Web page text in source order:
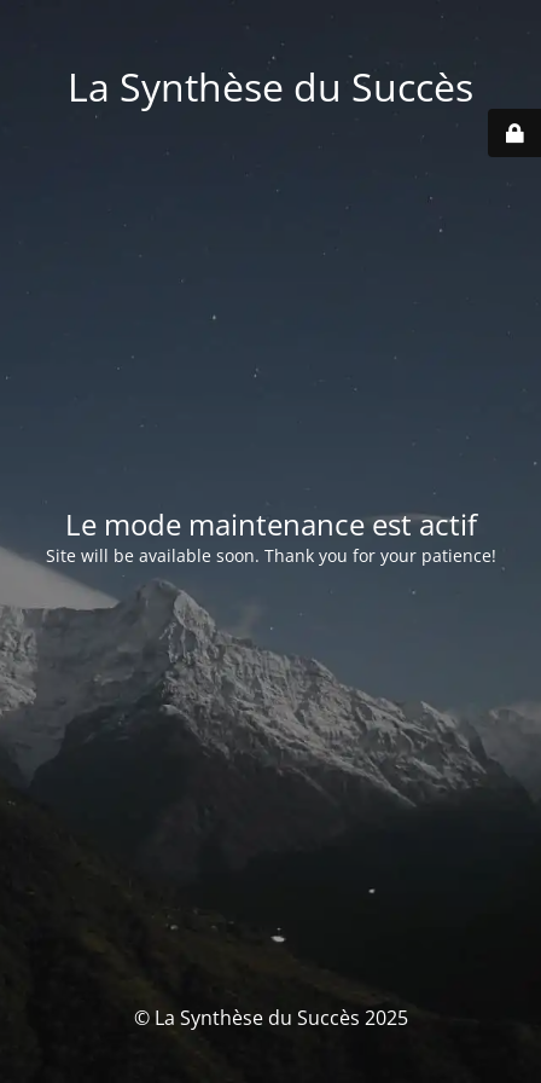
La Synthèse du Succès
Le mode maintenance est actif
Site will be available soon. Thank you for your patience!
© La Synthèse du Succès 2025